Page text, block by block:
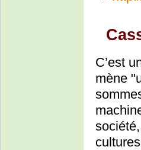
C’est
mène